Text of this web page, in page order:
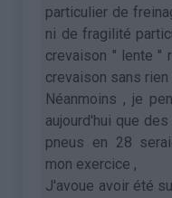
particulier de
ni de fragilité
crevaison " lente "
crevaison sans rien
Néanmoins , je
aujourd'hui que
pneus en 28
mon exercice ,
J'avoue avoir été